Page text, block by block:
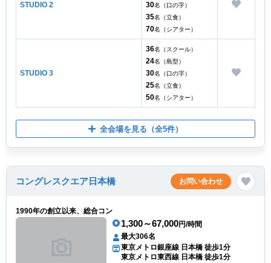
STUDIO 2 30名（口の字）
35名（立食）
70名（シアター）
STUDIO 3
36名（スクール）
24名（島型）
30名（口の字）
25名（立食）
50名（シアター）
全会場を見る （全5件）
コングレスクエア日本橋 お問い合わせ
1990年の創立以来、総合コン
1,300～67,000円/時間
最大306名
東京メトロ銀座線 日本橋 徒歩1分
東京メトロ東西線 日本橋 徒歩1分